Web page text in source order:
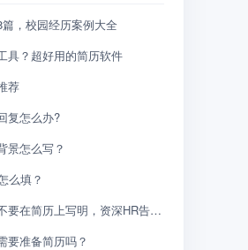
，校园经历案例大全
具？超好用的简历软件
荐
复怎么办?
景怎么写？
么填？
求职空窗期要不要在简历上写明，资深HR告诉你
要准备简历吗？